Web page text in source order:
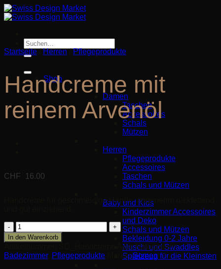
Zum
Inhalt
Suche
nach:
Shop
Damen
Taschen
Accessoires
Schals
Mützen
Herren
Pflegeprodukte
Accessoires
Taschen
Schals und Mützen
Baby und Kids
Kinderzimmer Accessoires
und Deko
Schals und Mützen
Bekleidung 0-2 Jahre
Nuschi und Swaddles
Spielzeug für die Kleinsten
Startseite / Herren / Pflegeprodukte
Handcreme mit
reinem Arvenöl
CHF 16.00
Handcrème für geschmeidige Hände, angenehm rückfettend
Handcreme
mit
reinem
Arvenöl
Menge
In den Warenkorb
SD_Handcreme Arve Kategorien:
Badezimmer, Pflegeprodukte Marke:Somea